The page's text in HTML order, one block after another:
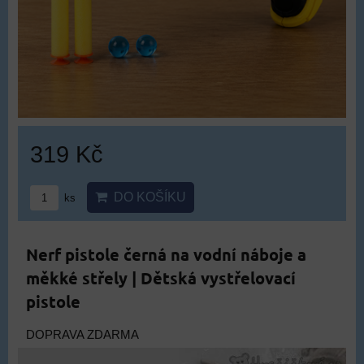
319 Kč
ks DO KOŠÍKU
Nerf pistole černá na vodní náboje a
měkké střely | Dětská vystřelovací
pistole
DOPRAVA ZDARMA